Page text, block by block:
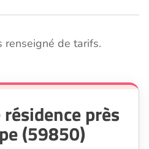
renseigné de tarifs.
près
(59850)